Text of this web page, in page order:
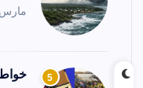
مارس 19, 2026
5 خواطر